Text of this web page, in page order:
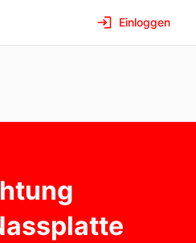
Einloggen